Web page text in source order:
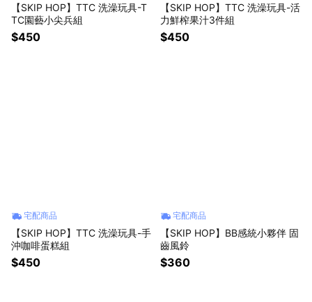
【SKIP HOP】TTC 洗澡玩具-T
TC園藝小尖兵組
$450
【SKIP HOP】TTC 洗澡玩具-活
力鮮榨果汁3件組
$450
宅配商品
【SKIP HOP】TTC 洗澡玩具-手
沖咖啡蛋糕組
$450
宅配商品
【SKIP HOP】BB感統小夥伴 固
齒風鈴
$360